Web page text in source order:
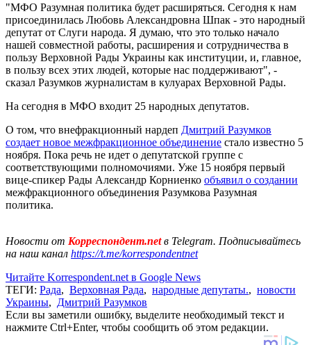
"МФО Разумная политика будет расширяться. Сегодня к нам
присоединилась Любовь Александровна Шпак - это народный
депутат от Слуги народа. Я думаю, что это только начало
нашей совместной работы, расширения и сотрудничества в
пользу Верховной Рады Украины как институции, и, главное,
в пользу всех этих людей, которые нас поддерживают", -
сказал Разумков журналистам в кулуарах Верховной Рады.
На сегодня в МФО входит 25 народных депутатов.
О том, что внефракционный нардеп Дмитрий Разумков
создает новое межфракционное объединение стало известно 5
ноября. Пока речь не идет о депутатской группе с
соответствующими полномочиями. Уже 15 ноября первый
вице-спикер Рады Александр Корниенко объявил о создании
межфракционного объединения Разумкова Разумная
политика.
Новости от Корреспондент.netв Telegram. Подписывайтесь
на наш канал https://t.me/korrespondentnet
Читайте Korrespondent.net в Google News
ТЕГИ: Рада, Верховная Рада, народные депутаты., новости
Украины, Дмитрий Разумков
Если вы заметили ошибку, выделите необходимый текст и
нажмите Ctrl+Enter, чтобы сообщить об этом редакции.